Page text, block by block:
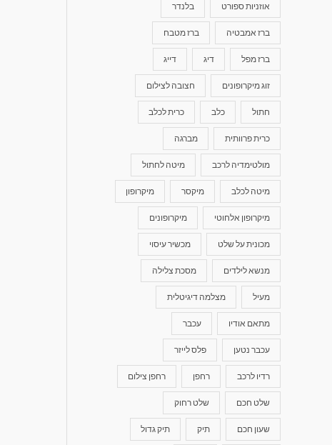
אוזניות ספורט בלנדר
ברז אמבטיה ברז מטבח
ברז מפל דיג דייג
זוג מיקרופונים חצובה לצילום
חתול כלב כרית לכלב
כרית פרוותית מברגה
מולטימדיה לרכב מיטה לחתול
מיטה לכלב מיקסר מיקרופון
מיקרופון אלחוטי מיקרופונים
מכונית על שלט מכשיר עיסוי
מנשא לילדים מסכת צלילה
מעיל מצלמה דיגיטלית
מתאם אודיו עכבר
עכבר נטען פלס לייזר
רדיו לרכב רחפן רחפן צילום
שלט חכם שלט רחוק
שעון חכם תיק תיק גדול